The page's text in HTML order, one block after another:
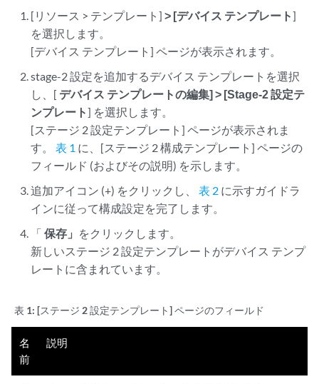
[リソース > テンプレート]> [デバイス テンプレート]
を選択します。
[デバイス テンプレート] ページが表示されます。
stage-2 設定を追加するデバイス テンプレートを選択
し、[ デバイス テンプレートの編集] > [Stage-2 設定テ
ンプレート] を選択します。
[ステージ 2 設定テンプレート] ページが表示されま
す。表 1 に、[ステージ 2 構成テンプレート] ページの
フィールド (およびその説明) を示します。
追加アイコン (+) をクリックし、表 2 に示すガイドラ
インに従って構成設定を完了します。
「保存」 をクリックします。
新しいステージ 2 設定テンプレートがデバイス テンプ
レートに含まれています。
表 1: [ステージ 2 設定テンプレート] ページのフィールド
名
前
説明